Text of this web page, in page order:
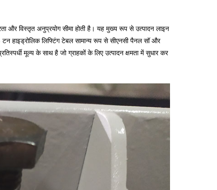
और विस्तृत अनुप्रयोग सीमा होती है। यह मुख्य रूप से उत्पादन लाइन
हाइड्रोलिक लिफ्टिंग टेबल सामान्य रूप से सीएनसी पैनल सॉ और
मूल्य के साथ है जो ग्राहकों के लिए उत्पादन क्षमता में सुधार कर